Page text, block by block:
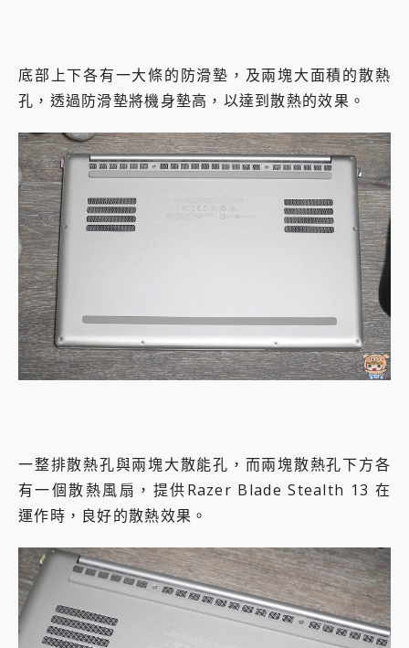
底部上下各有一大條的防滑墊，及兩塊大面積的散熱
孔，透過防滑墊將機身墊高，以達到散熱的效果。
一整排散熱孔與兩塊大散能孔，而兩塊散熱孔下方各
有一個散熱風扇，提供Razer Blade Stealth 13 在
運作時，良好的散熱效果。